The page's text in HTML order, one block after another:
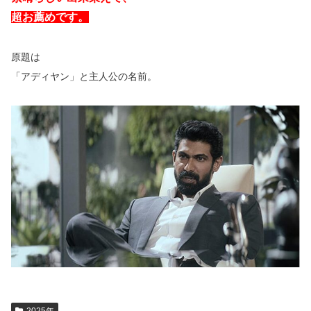
超お薦めです。
原題は
「アディヤン」と主人公の名前。